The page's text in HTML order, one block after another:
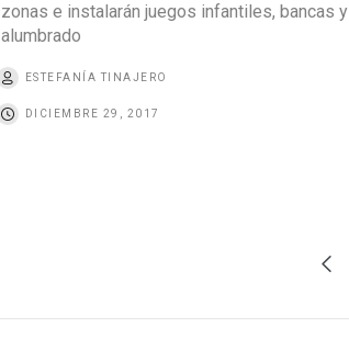
zonas e instalarán juegos infantiles, bancas y
alumbrado
ESTEFANÍA TINAJERO
DICIEMBRE 29, 2017